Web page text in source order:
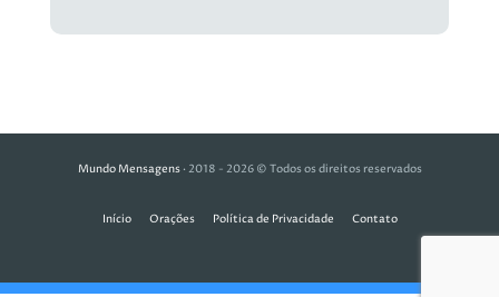
Mundo Mensagens· 2018 - 2026 © Todos os direitos reservados
Início Orações Política de Privacidade Contato